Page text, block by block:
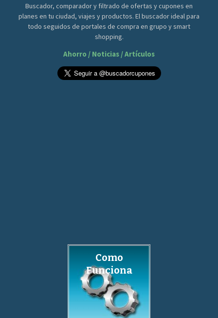
Buscador, comparador y filtrado de ofertas y cupones en
planes en tu ciudad, viajes y productos. El buscador ideal para
todo seguidos de portales de compra en grupo y smart
shopping.
Ahorro / Noticias / Artículos
Como
Funciona